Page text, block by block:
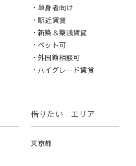
・単身者向け
・駅近賃貸
・新築＆築浅賃貸
・ペット可
・外国籍相談可
・ハイグレード賃貸
借りたい エリア
東京都